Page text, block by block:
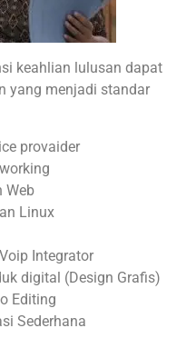
keahlian lulusan dapat
yang menjadi standar
provaider
Web
Linux
Integrator
digital (Design Grafis)
Editing
Sederhana